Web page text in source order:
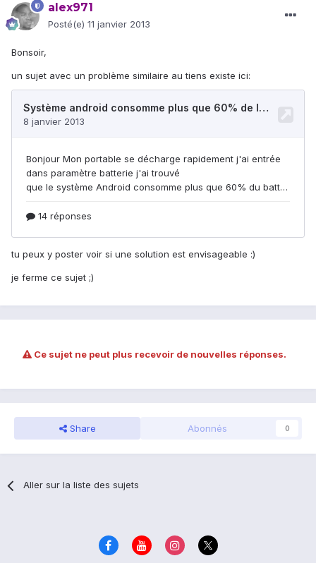
alex971
Posté(e) 11 janvier 2013
Bonsoir,
un sujet avec un problème similaire au tiens existe ici:
tu peux y poster voir si une solution est envisageable :)
je ferme ce sujet ;)
Ce sujet ne peut plus recevoir de nouvelles réponses.
Share Abonnés 0
Aller sur la liste des sujets